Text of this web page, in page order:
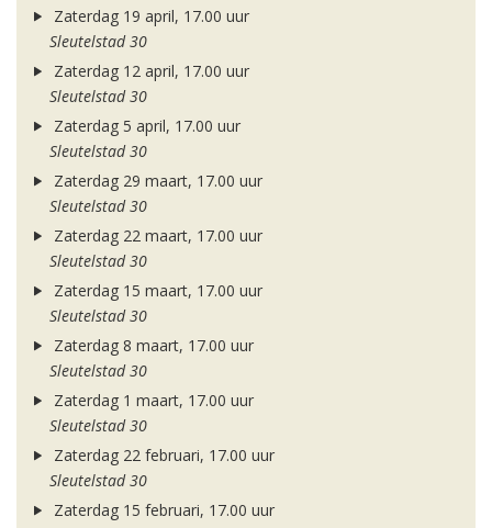
Zaterdag 19 april, 17.00 uur
Sleutelstad 30
Zaterdag 12 april, 17.00 uur
Sleutelstad 30
Zaterdag 5 april, 17.00 uur
Sleutelstad 30
Zaterdag 29 maart, 17.00 uur
Sleutelstad 30
Zaterdag 22 maart, 17.00 uur
Sleutelstad 30
Zaterdag 15 maart, 17.00 uur
Sleutelstad 30
Zaterdag 8 maart, 17.00 uur
Sleutelstad 30
Zaterdag 1 maart, 17.00 uur
Sleutelstad 30
Zaterdag 22 februari, 17.00 uur
Sleutelstad 30
Zaterdag 15 februari, 17.00 uur